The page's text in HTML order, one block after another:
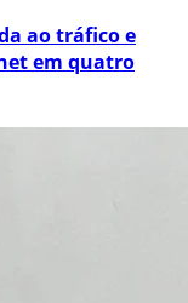
ao tráfico e
em quatro